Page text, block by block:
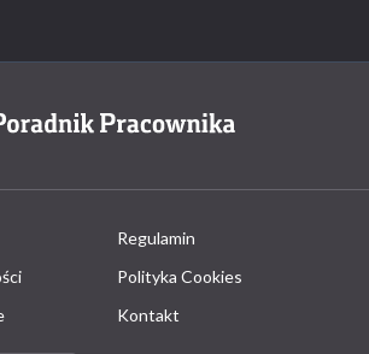
Regulamin
Polityka Cookies
Kontakt